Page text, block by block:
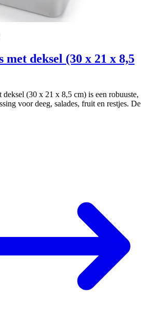
met deksel (30 x 21 x 8,5
deksel (30 x 21 x 8,5 cm) is een robuuste,
voor deeg, salades, fruit en restjes. De